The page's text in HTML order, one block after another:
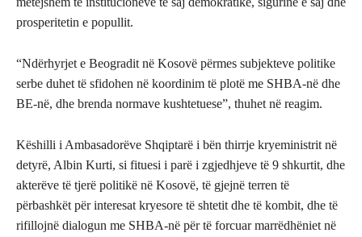
prosperitetin e popullit.
“Ndërhyrjet e Beogradit në Kosovë përmes subjekteve politike
serbe duhet të sfidohen në koordinim të plotë me SHBA-në dhe
BE-në, dhe brenda normave kushtetuese”, thuhet në reagim.
Këshilli i Ambasadorëve Shqiptarë i bën thirrje kryeministrit në
detyrë, Albin Kurti, si fituesi i parë i zgjedhjeve të 9 shkurtit, dhe
akterëve të tjerë politikë në Kosovë, të gjejnë terren të
përbashkët për interesat kryesore të shtetit dhe të kombit, dhe të
rifillojnë dialogun me SHBA-në për të forcuar marrëdhëniet në